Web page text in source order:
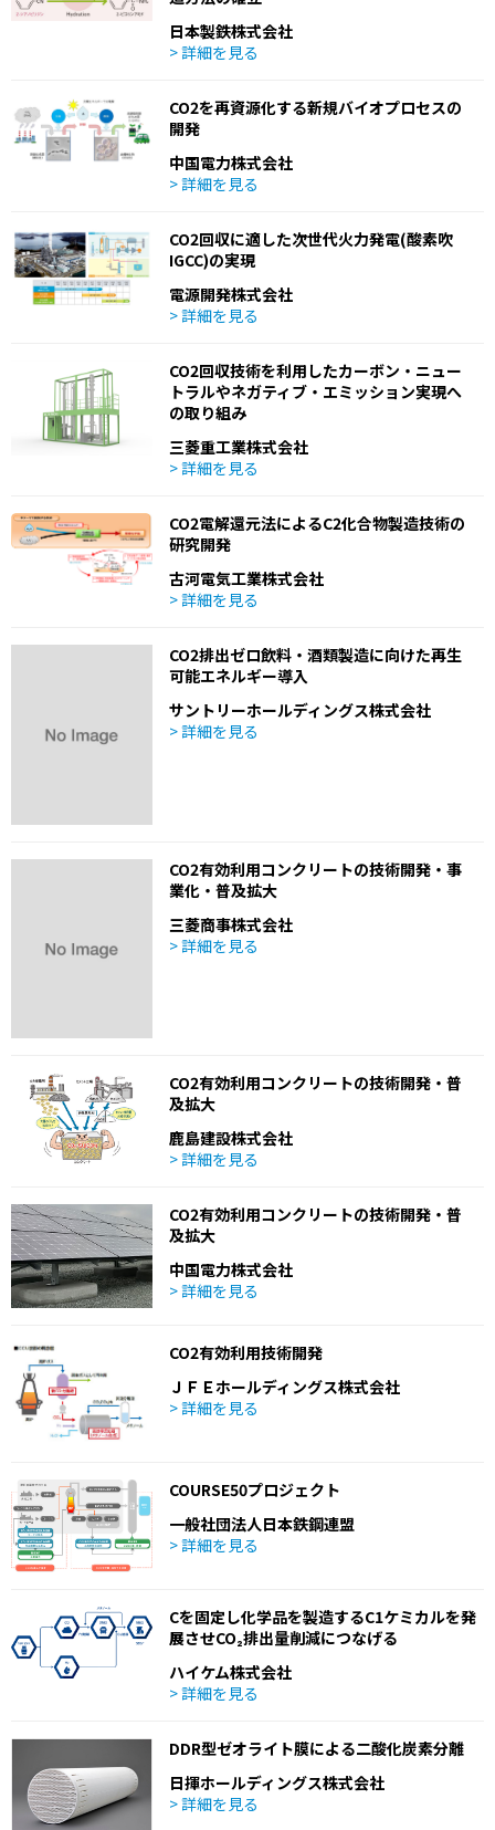
日本製鉄株式会社
> 詳細を見る
CO2を再資源化する新規バイオプロセスの
開発
中国電力株式会社
> 詳細を見る
CO2回収に適した次世代火力発電(酸素吹
IGCC)の実現
電源開発株式会社
> 詳細を見る
CO2回収技術を利用したカーボン・ニュー
トラルやネガティブ・エミッション実現へ
の取り組み
三菱重工業株式会社
> 詳細を見る
CO2電解還元法によるC2化合物製造技術の
研究開発
古河電気工業株式会社
> 詳細を見る
CO2排出ゼロ飲料・酒類製造に向けた再生
可能エネルギー導入
サントリーホールディングス株式会社
> 詳細を見る
CO2有効利用コンクリートの技術開発・事
業化・普及拡大
三菱商事株式会社
> 詳細を見る
CO2有効利用コンクリートの技術開発・普
及拡大
鹿島建設株式会社
> 詳細を見る
CO2有効利用コンクリートの技術開発・普
及拡大
中国電力株式会社
> 詳細を見る
CO2有効利用技術開発
ＪＦＥホールディングス株式会社
> 詳細を見る
COURSE50プロジェクト
一般社団法人日本鉄鋼連盟
> 詳細を見る
Cを固定し化学品を製造するC1ケミカルを発
展させCO₂排出量削減につなげる
ハイケム株式会社
> 詳細を見る
DDR型ゼオライト膜による二酸化炭素分離
日揮ホールディングス株式会社
> 詳細を見る